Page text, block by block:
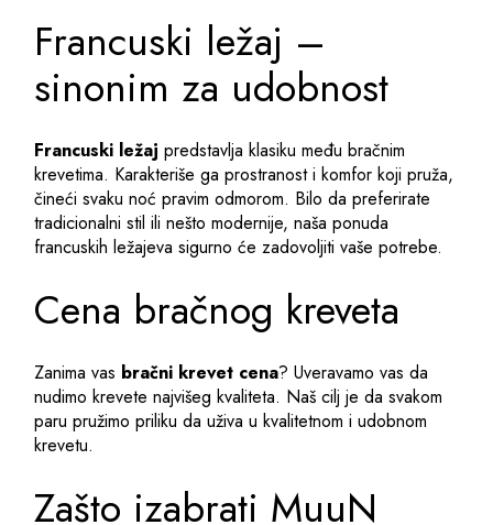
Francuski ležaj –
sinonim za udobnost
Francuski ležaj predstavlja klasiku među bračnim
krevetima. Karakteriše ga prostranost i komfor koji pruža,
čineći svaku noć pravim odmorom. Bilo da preferirate
tradicionalni stil ili nešto modernije, naša ponuda
francuskih ležajeva sigurno će zadovoljiti vaše potrebe.
Cena bračnog kreveta
Zanima vas bračni krevet cena? Uveravamo vas da
nudimo krevete najvišeg kvaliteta. Naš cilj je da svakom
paru pružimo priliku da uživa u kvalitetnom i udobnom
krevetu.
Zašto izabrati MuuN